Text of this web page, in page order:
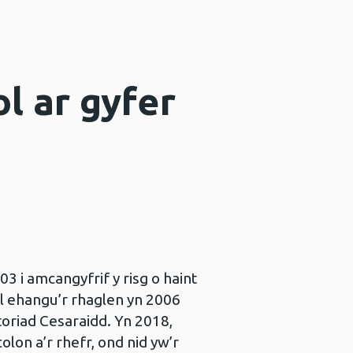
ar gyfer
i amcangyfrif y risg o haint
rhaglen yn 2006
Cesaraidd. Yn 2018,
a’r rhefr, ond nid yw’r